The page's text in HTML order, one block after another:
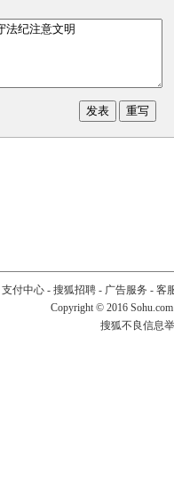
支付中心- 搜狐招聘- 广告服务 - 客
Copyright © 2016
搜狐不良信息